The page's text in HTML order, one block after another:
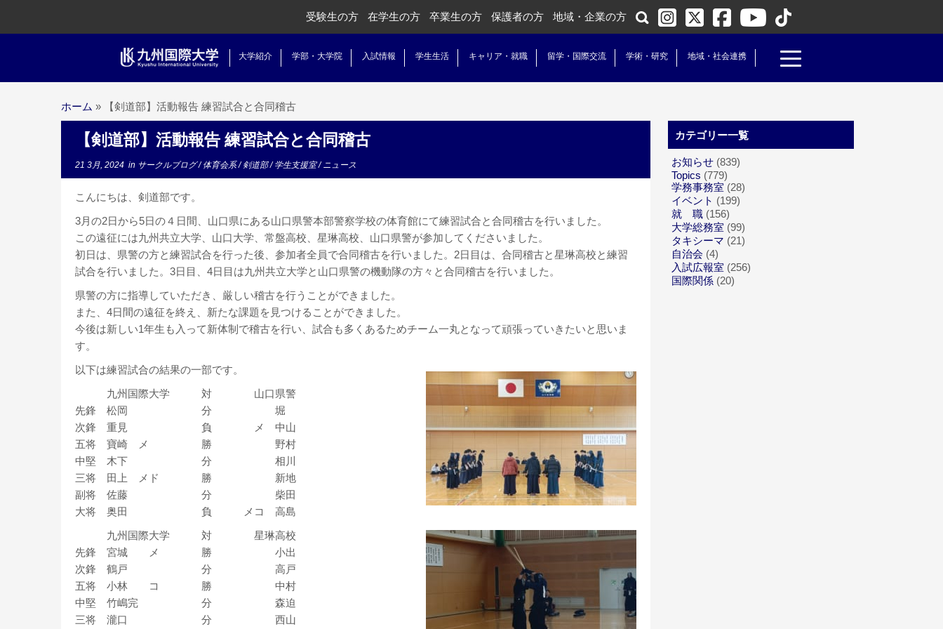
受験生の方 在学生の方 卒業生の方 保護者の方 地域・企業の方
大学紹介 学部・大学院 入試情報 学生生活 キャリア・就職 留学・国際交流 学術・研究 地域・社会連携
ホーム » 【剣道部】活動報告 練習試合と合同稽古
【剣道部】活動報告 練習試合と合同稽古
21 3月, 2024 in サークルブログ/体育会系/剣道部/学生支援室/ニュース
こんにちは、剣道部です。
3月の2日から5日の４日間、山口県にある山口県警本部警察学校の体育館にて練習試合と合同稽古を行いました。
この遠征には九州共立大学、山口大学、常盤高校、星琳高校、山口県警が参加してくださいました。
初日は、県警の方と練習試合を行った後、参加者全員で合同稽古を行いました。2日目は、合同稽古と星琳高校と練習
試合を行いました。3日目、4日目は九州共立大学と山口県警の機動隊の方々と合同稽古を行いました。
県警の方に指導していただき、厳しい稽古を行うことができました。
また、4日間の遠征を終え、新たな課題を見つけることができました。
今後は新しい1年生も入って新体制で稽古を行い、試合も多くあるためチーム一丸となって頑張っていきたいと思いま
す。
以下は練習試合の結果の一部です。
九州国際大学 対 山口県警
先鋒 松岡 分 堀
次鋒 重見 負 メ 中山
五将 寶崎 メ 勝 野村
中堅 木下 分 相川
三将 田上 メド 勝 新地
副将 佐藤 分 柴田
大将 奥田 負 メコ 高島
九州国際大学 対 星琳高校
先鋒 宮城 メ 勝 小出
次鋒 鶴戸 分 高戸
五将 小林 コ 勝 中村
中堅 竹嶋完 分 森迫
三将 瀧口 分 西山
カテゴリー一覧
お知らせ (839)
Topics (779)
学務事務室 (28)
イベント (199)
就 職 (156)
大学総務室 (99)
タキシーマ (21)
自治会 (4)
入試広報室 (256)
国際関係 (20)